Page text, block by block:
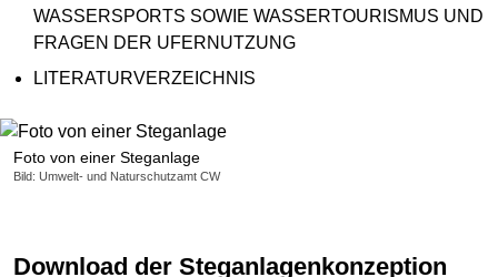
Foto von einer Steganlage
Bild: Umwelt- und Naturschutzamt CW
WASSERSPORTS SOWIE WASSERTOURISMUS UND
FRAGEN DER UFERNUTZUNG
LITERATURVERZEICHNIS
Download der Steganlagenkonzeption